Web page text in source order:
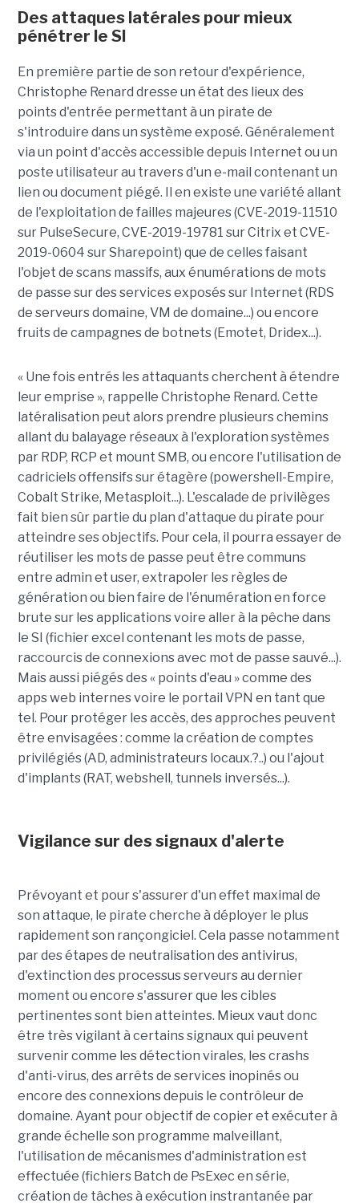
Des attaques latérales pour mieux
pénétrer le SI
En première partie de son retour d'expérience,
Christophe Renard dresse un état des lieux des
points d'entrée permettant à un pirate de
s'introduire dans un système exposé. Généralement
via un point d'accès accessible depuis Internet ou un
poste utilisateur au travers d'un e-mail contenant un
lien ou document piégé. Il en existe une variété allant
de l'exploitation de failles majeures (CVE-2019-11510
sur PulseSecure, CVE-2019-19781 sur Citrix et CVE-
2019-0604 sur Sharepoint) que de celles faisant
l'objet de scans massifs, aux énumérations de mots
de passe sur des services exposés sur Internet (RDS
de serveurs domaine, VM de domaine...) ou encore
fruits de campagnes de botnets (Emotet, Dridex...).
« Une fois entrés les attaquants cherchent à étendre
leur emprise », rappelle Christophe Renard. Cette
latéralisation peut alors prendre plusieurs chemins
allant du balayage réseaux à l'exploration systèmes
par RDP, RCP et mount SMB, ou encore l'utilisation de
cadriciels offensifs sur étagère (powershell-Empire,
Cobalt Strike, Metasploit...). L'escalade de privilèges
fait bien sûr partie du plan d'attaque du pirate pour
atteindre ses objectifs. Pour cela, il pourra essayer de
réutiliser les mots de passe peut être communs
entre admin et user, extrapoler les règles de
génération ou bien faire de l'énumération en force
brute sur les applications voire aller à la pêche dans
le SI (fichier excel contenant les mots de passe,
raccourcis de connexions avec mot de passe sauvé...).
Mais aussi piégés des « points d'eau » comme des
apps web internes voire le portail VPN en tant que
tel. Pour protéger les accès, des approches peuvent
être envisagées : comme la création de comptes
privilégiés (AD, administrateurs locaux.?..) ou l'ajout
d'implants (RAT, webshell, tunnels inversés...).
Vigilance sur des signaux d'alerte
Prévoyant et pour s'assurer d'un effet maximal de
son attaque, le pirate cherche à déployer le plus
rapidement son rançongiciel. Cela passe notamment
par des étapes de neutralisation des antivirus,
d'extinction des processus serveurs au dernier
moment ou encore s'assurer que les cibles
pertinentes sont bien atteintes. Mieux vaut donc
être très vigilant à certains signaux qui peuvent
survenir comme les détection virales, les crashs
d'anti-virus, des arrêts de services inopinés ou
encore des connexions depuis le contrôleur de
domaine. Ayant pour objectif de copier et exécuter à
grande échelle son programme malveillant,
l'utilisation de mécanismes d'administration est
effectuée (fichiers Batch de PsExec en série,
création de tâches à exécution instrantanée par